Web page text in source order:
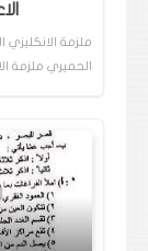
ملزمة
الحميري ملزمة